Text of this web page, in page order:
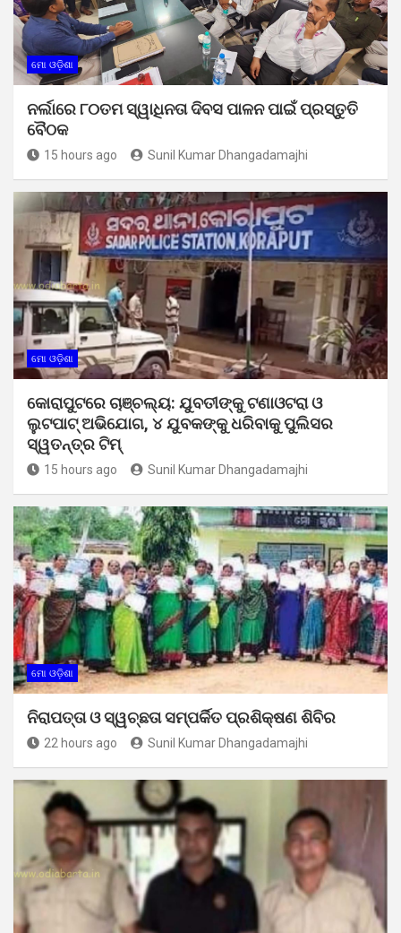
ମୋ ଓଡ଼ିଶା
ନର୍ଲାରେ ୮୦ତମ ସ୍ୱାଧିନତା ଦିବସ ପାଳନ ପାଇଁ ପ୍ରସ୍ତୁତି
ବୈଠକ
15 hours ago Sunil Kumar Dhangadamajhi
ମୋ ଓଡ଼ିଶା
କୋରାପୁଟରେ ଚାଞ୍ଚଲ୍ୟ: ଯୁବତୀଙ୍କୁ ଟଣାଓଟରା ଓ
ଲୁଟପାଟ୍ ଅଭିଯୋଗ, ୪ ଯୁବକଙ୍କୁ ଧରିବାକୁ ପୁଲିସର
ସ୍ୱତନ୍ତ୍ର ଟିମ୍
15 hours ago Sunil Kumar Dhangadamajhi
ମୋ ଓଡ଼ିଶା
ନିରାପତ୍ତା ଓ ସ୍ୱଚ୍ଛତା ସମ୍ପର୍କିତ ପ୍ରଶିକ୍ଷଣ ଶିବିର
22 hours ago Sunil Kumar Dhangadamajhi